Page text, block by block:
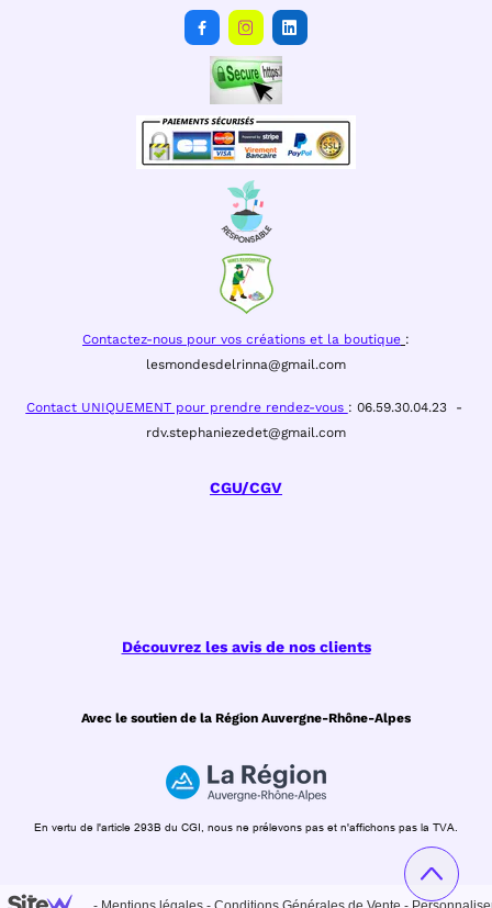
  
Contactez-nous pour vos créations et la boutique :
lesmondesdelrinna@gmail.com
Contact UNIQUEMENT pour prendre rendez-vous : 06.59.30.04.23 -
rdv.stephaniezedet@gmail.com
CGU/CGV
Découvrez les avis de nos clients
Avec le soutien de la Région Auvergne-Rhône-Alpes
En vertu de l'article 293B du CGI, nous ne prélevons pas et n'affichons pas la TVA.